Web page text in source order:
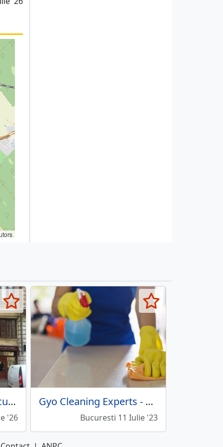
Bucprest - Servicii de curatenie
'26
Gyo Cleaning Experts - Servicii curatenie
Bucuresti 11 Iulie '23